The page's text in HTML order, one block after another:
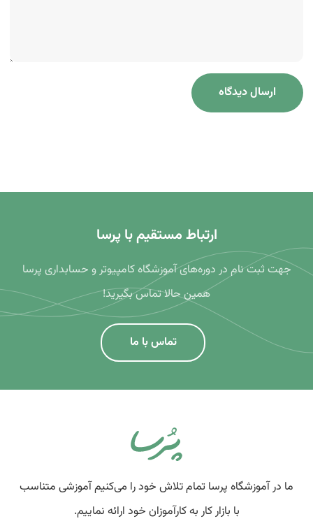
ارتباط مستقیم با پرسا
جهت ثبت نام در دوره‌های آموزشگاه کامپیوتر و حسابداری پرسا
همین حالا تماس بگیرید!
تماس با ما
ما در آموزشگاه پرسا تمام تلاش خود را می‌کنیم آموزشی متناسب
با بازار کار به کارآموزان خود ارائه نماییم.